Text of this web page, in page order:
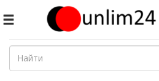
Toggle
navigation